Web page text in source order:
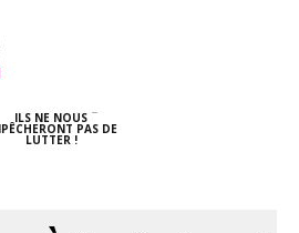
ILS NE NOUS
PAS DE
LUTTER !